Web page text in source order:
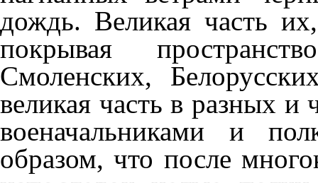
дождь. Великая часть
покрывая
Смоленских,
великая часть в разных и
военачальниками и
образом, что после